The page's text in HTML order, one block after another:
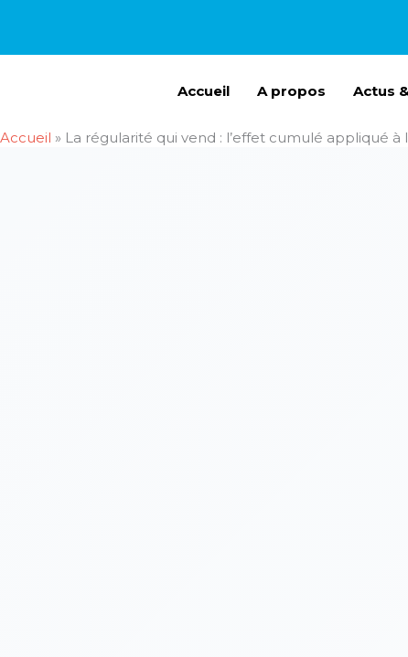
contenu
Accueil A propos Actus
Accueil » La régularité qui vend : l’effet cumulé appliqué à